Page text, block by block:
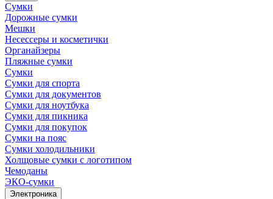
Сумки
Дорожные сумки
Мешки
Несессеры и косметички
Органайзеры
Пляжные сумки
Сумки
Сумки для спорта
Сумки для документов
Сумки для ноутбука
Сумки для пикника
Сумки для покупок
Сумки на пояс
Сумки холодильники
Холщовые сумки с логотипом
Чемоданы
ЭКО-сумки
Электроника